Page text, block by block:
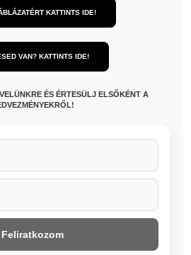
KATTINTS IDE!
VAN? KATTINTS IDE!
ÉS ÉRTESÜLJ ELSŐKÉNT A
Feliratkozom